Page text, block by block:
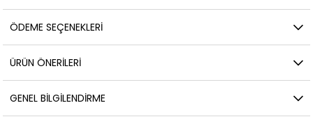
ÖDEME SEÇENEKLERI
ÜRÜN ÖNERILERI
GENEL BILGILENDIRME